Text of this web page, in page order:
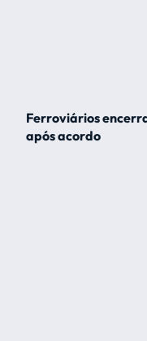
Ferroviários
após acordo